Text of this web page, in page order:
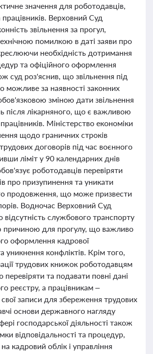
значення для роботодавців,
працівників. Верховний Суд
звільнення за прогул,
помилкою в даті заяви про
необхідність дотримання
та офіційного оформлення
суд роз'яснив, що звільнення під
можливе за наявності законних
зміною дати звільнення
після лікарняного, що є важливою
Міністерство економіки
щодо граничних строків
договорів під час воєнного
ліміт у 90 календарних днів
роботодавців перевіряти
про призупинення та уникати
продовження, що може призвести
Водночас Верховний Суд
відсутність службового транспорту
причиною для прогулу, що важливо
оформлення кадрової
уникнення конфліктів. Крім того,
трудових книжок роботодавцям
та подавати повні дані
реєстру, а працівникам –
записи для збереження трудових
основи державного нагляду
господарської діяльності також
відповідальності та процедур,
кадровий облік і управління